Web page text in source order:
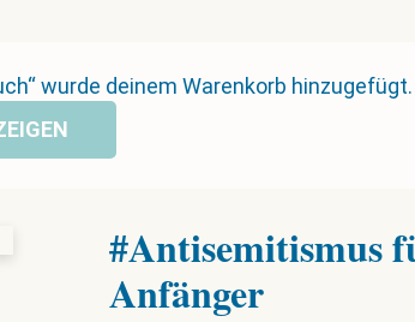
wurde deinem Warenkorb hinzugefügt.
#Antisemitismus
Anfänger